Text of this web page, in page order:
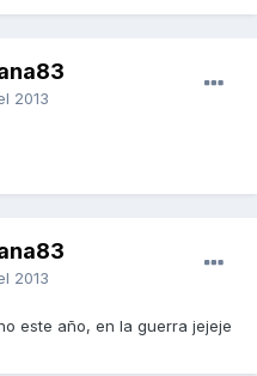
2013
2013
este año, en la guerra jejeje